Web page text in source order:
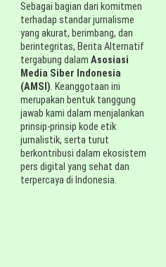
Sebagai bagian dari komitmen
terhadap standar jurnalisme
yang akurat, berimbang, dan
berintegritas, Berita Alternatif
tergabung dalamAsosiasi
Media Siber Indonesia
(AMSI). Keanggotaan ini
merupakan bentuk tanggung
jawab kami dalam menjalankan
prinsip-prinsip kode etik
jurnalistik, serta turut
berkontribusi dalam ekosistem
pers digital yang sehat dan
terpercaya di Indonesia.